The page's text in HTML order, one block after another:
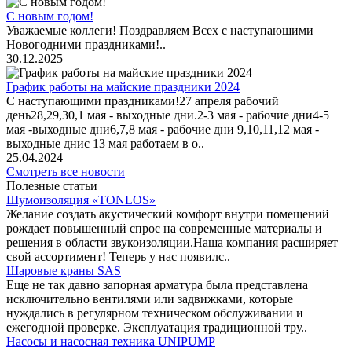
С новым годом!
Уважаемые коллеги! Поздравляем Всех с наступающими
Новогодними праздниками!..
30.12.2025
График работы на майские праздники 2024
С наступающими праздниками!27 апреля рабочий
день28,29,30,1 мая - выходные дни.2-3 мая - рабочие дни4-5
мая -выходные дни6,7,8 мая - рабочие дни 9,10,11,12 мая -
выходные днис 13 мая работаем в о..
25.04.2024
Смотреть все новости
Полезные статьи
Шумоизоляция «TONLOS»
Желание создать акустический комфорт внутри помещений
рождает повышенный спрос на современные материалы и
решения в области звукоизоляции.Наша компания расширяет
свой ассортимент! Теперь у нас появилс..
Шаровые краны SAS
Еще не так давно запорная арматура была представлена
исключительно вентилями или задвижками, которые
нуждались в регулярном техническом обслуживании и
ежегодной проверке. Эксплуатация традиционной тру..
Насосы и насосная техника UNIPUMP